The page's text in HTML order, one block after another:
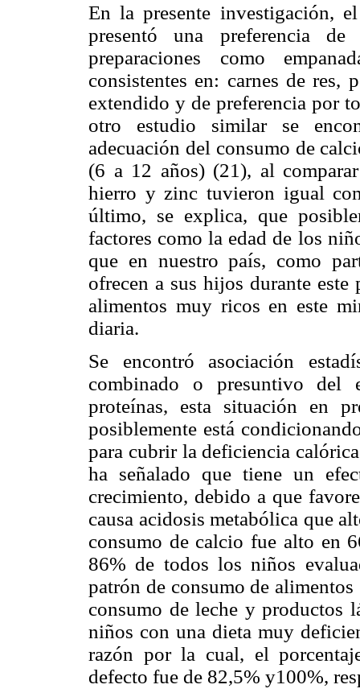
En la presente investigación,
presentó una preferencia
preparaciones como
consistentes en: carnes de
extendido y de preferencia por
otro estudio similar se
adecuación del consumo de
(6 a 12 años) (21), al
hierro y zinc tuvieron igual
último, se explica, que
factores como la edad de los
que en nuestro país, como
ofrecen a sus hijos durante
alimentos muy ricos en este
diaria.
Se encontró asociación
combinado o presuntivo del
proteínas, esta situación en
posiblemente está
para cubrir la deficiencia
ha señalado que tiene un
crecimiento, debido a que
causa acidosis metabólica que
consumo de calcio fue alto en
86% de todos los niños
patrón de consumo de
consumo de leche y productos
niños con una dieta muy
razón por la cual, el
defecto fue de 82,5% y100%,